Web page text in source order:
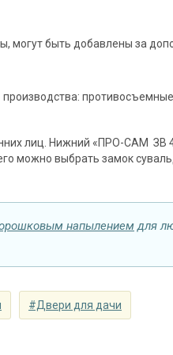
2-х оборотный
плита URSA или пенопласт
могут быть добавлены за
лиц. Нижний «ПРО-САМ ЗВ
можно выбрать замок
напылениемдля
#Двери для дачи